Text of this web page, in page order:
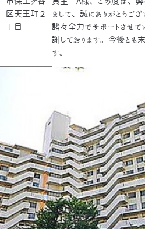
区天王町２
丁目
まして、誠にありがとうご
諸々全力でサポートさせて
謝しております。今後とも
す。